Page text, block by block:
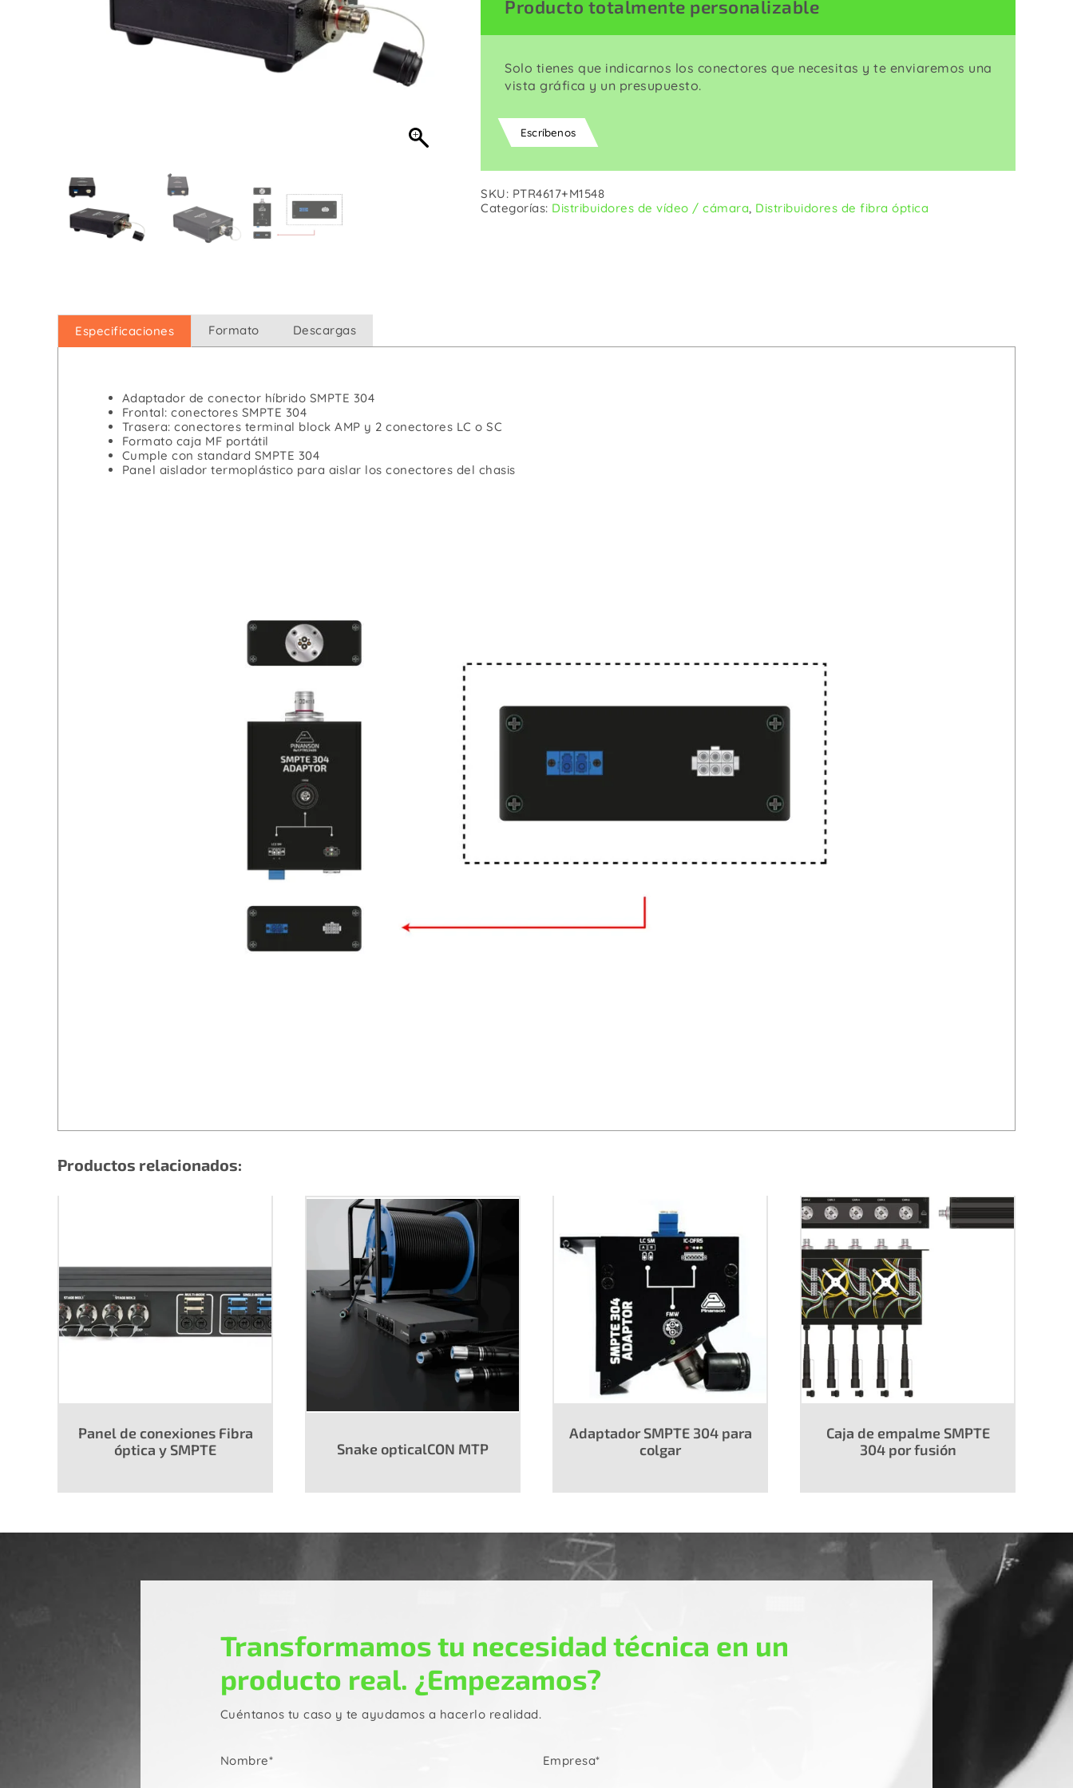
De Corriente
De Corriente
Producto totalmente personalizable
Solo tienes que indicarnos los conectores que necesitas y te enviaremos una
vista gráfica y un presupuesto.
Escríbenos
SKU: PTR4617+M1548
Categorías: Distribuidores de vídeo / cámara, Distribuidores de fibra óptica
Especificaciones Formato Descargas
Adaptador de conector híbrido SMPTE 304
Frontal: conectores SMPTE 304
Trasera: conectores terminal block AMP y 2 conectores LC o SC
Formato caja MF portátil
Cumple con standard SMPTE 304
Panel aislador termoplástico para aislar los conectores del chasis
Productos relacionados:
Panel de conexiones Fibra
óptica y SMPTE
Snake opticalCON MTP
Adaptador SMPTE 304 para
colgar
Caja de empalme SMPTE
304 por fusión
Transformamos tu necesidad técnica en un
producto real. ¿Empezamos?
Cuéntanos tu caso y te ayudamos a hacerlo realidad.
Nombre* Empresa*